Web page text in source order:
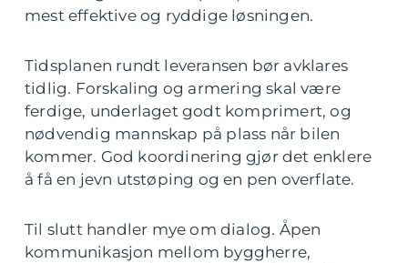
mest effektive og ryddige løsningen.
Tidsplanen rundt leveransen bør avklares
tidlig. Forskaling og armering skal være
ferdige, underlaget godt komprimert, og
nødvendig mannskap på plass når bilen
kommer. God koordinering gjør det enklere
å få en jevn utstøping og en pen overflate.
Til slutt handler mye om dialog. Åpen
kommunikasjon mellom byggherre,